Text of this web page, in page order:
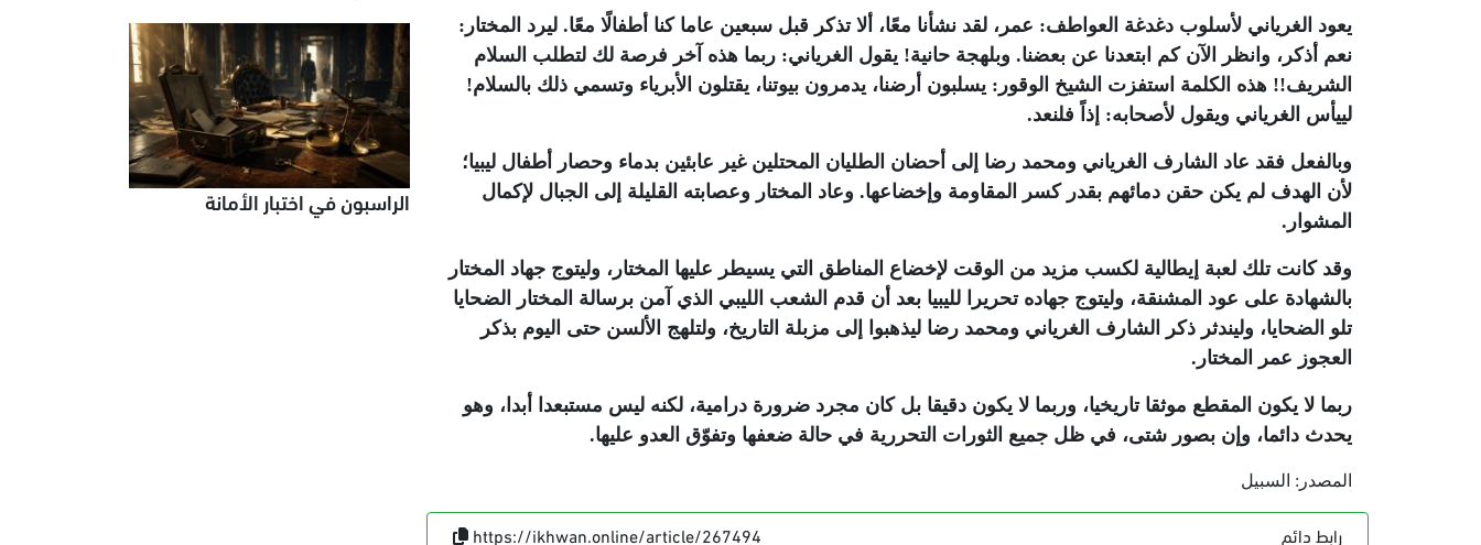
يعود الغرياني لأسلوب دغدغة العواطف: عمر، لقد نشأنا معًا، ألا تذكر قبل سبعين عاما كنا أطفالًا معًا. ليرد المختار:
نعم أذكر، وانظر الآن كم ابتعدنا عن بعضنا. وبلهجة حانية! يقول الغرياني: ربما هذه آخر فرصة لك لتطلب السلام
الشريف!! هذه الكلمة استفزت الشيخ الوقور: يسلبون أرضنا، يدمرون بيوتنا، يقتلون الأبرياء وتسمي ذلك بالسلام!
لييأس الغرياني ويقول لأصحابه: إذاً فلنعد.
وبالفعل فقد عاد الشارف الغرياني ومحمد رضا إلى أحضان الطليان المحتلين غير عابئين بدماء وحصار أطفال ليبيا؛
لأن الهدف لم يكن حقن دمائهم بقدر كسر المقاومة وإخضاعها. وعاد المختار وعصابته القليلة إلى الجبال لإكمال
المشوار.
وقد كانت تلك لعبة إيطالية لكسب مزيد من الوقت لإخضاع المناطق التي يسيطر عليها المختار، وليتوج جهاد المختار
بالشهادة على عود المشنقة، وليتوج جهاده تحريرا لليبيا بعد أن قدم الشعب الليبي الذي آمن برسالة المختار الضحايا
تلو الضحايا، وليندثر ذكر الشارف الغرياني ومحمد رضا ليذهبوا إلى مزبلة التاريخ، ولتلهج الألسن حتى اليوم بذكر
العجوز عمر المختار.
ربما لا يكون المقطع موثقا تاريخيا، وربما لا يكون دقيقا بل كان مجرد ضرورة درامية، لكنه ليس مستبعدا أبدا، وهو
يحدث دائما، وإن بصور شتى، في ظل جميع الثورات التحررية في حالة ضعفها وتفوّق العدو عليها.
المصدر: السبيل
رابط دائم https://ikhwan.online/article/267494
الراسبون في اختبار الأمانة